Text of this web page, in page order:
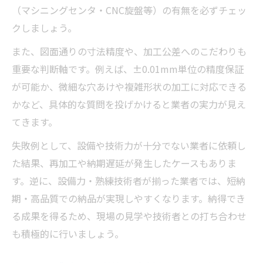
（マシニングセンタ・CNC旋盤等）の有無を必ずチェッ
クしましょう。
また、図面通りの寸法精度や、加工公差へのこだわりも
重要な判断軸です。例えば、±0.01mm単位の精度保証
が可能か、微細な穴あけや複雑形状の加工に対応できる
かなど、具体的な質問を投げかけると業者の実力が見え
てきます。
失敗例として、設備や技術力が十分でない業者に依頼し
た結果、再加工や納期遅延が発生したケースもありま
す。逆に、設備力・熟練技術者が揃った業者では、短納
期・高品質での納品が実現しやすくなります。納得でき
る成果を得るため、現場の見学や技術者との打ち合わせ
も積極的に行いましょう。